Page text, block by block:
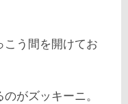
う間を開けてお
がズッキーニ。